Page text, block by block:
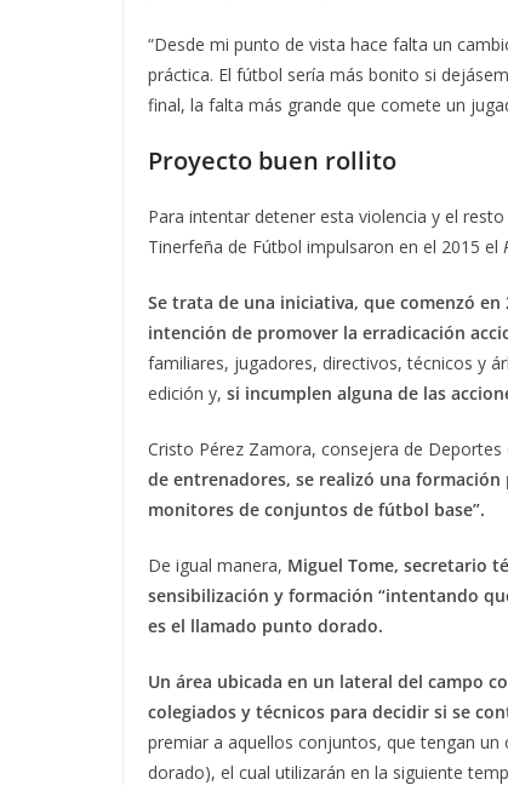
“Desde mi punto de vista hace falta un
práctica. El fútbol sería más bonito si
final, la falta más grande que comete un
Proyecto buen rollito
Para intentar detener esta violencia y el
Tinerfeña de Fútbol impulsaron en el 2015 el
Se trata de una iniciativa, que comenzó en
intención de promover la erradicación
familiares, jugadores, directivos, técnicos y
edición y, si incumplen alguna de las
Cristo Pérez Zamora, consejera de
de entrenadores, se realizó una
monitores de conjuntos de fútbol base”.
De igual manera, Miguel Tome, secretario
sensibilización y formación “intentando
es el llamado punto dorado.
Un área ubicada en un lateral del campo
colegiados y técnicos para decidir si se
premiar a aquellos conjuntos, que tengan
dorado), el cual utilizarán en la siguiente